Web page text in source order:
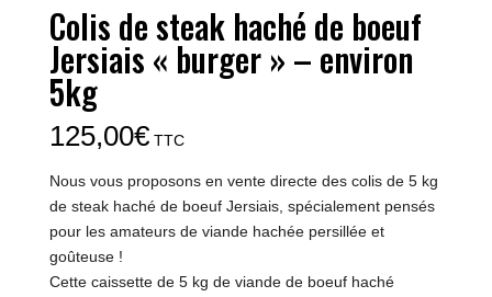
Colis de steak haché de boeuf
Jersiais « burger » – environ
5kg
125,00€ TTC
Nous vous proposons en vente directe des colis de 5 kg
de steak haché de boeuf Jersiais, spécialement pensés
pour les amateurs de viande hachée persillée et
goûteuse !
Cette caissette de 5 kg de viande de boeuf haché